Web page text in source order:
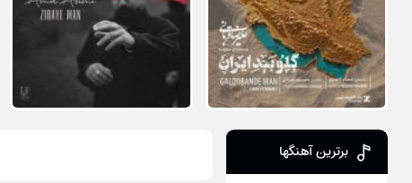
برترین آهنگها